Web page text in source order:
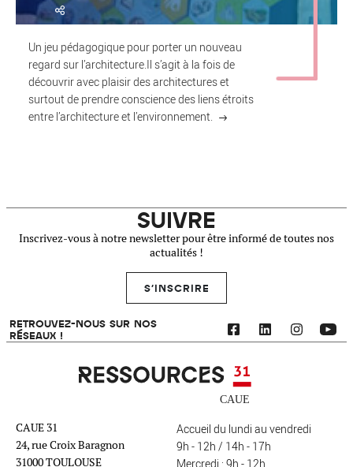
Un jeu pédagogique pour porter un nouveau
regard sur l’architecture.Il s’agit à la fois de
découvrir avec plaisir des architectures et
surtout de prendre conscience des liens étroits
entre l’architecture et l’environnement.
SUIVRE
Inscrivez-vous à notre newsletter pour être informé de toutes nos
actualités !
S'INSCRIRE
RETROUVEZ-NOUS SUR NOS
RÉSEAUX !
Ressources 31
CAUE 31
24, rue Croix Baragnon
31000 TOULOUSE
Accueil du lundi au vendredi
9h - 12h / 14h - 17h
Mercredi : 9h - 12h